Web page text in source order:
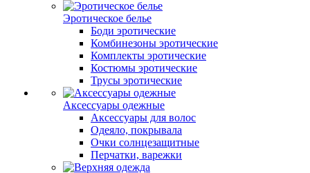
Эротическое белье
Боди эротические
Комбинезоны эротические
Комплекты эротические
Костюмы эротические
Трусы эротические
Аксессуары одежные
Аксессуары для волос
Одеяло, покрывала
Очки солнцезащитные
Перчатки, варежки